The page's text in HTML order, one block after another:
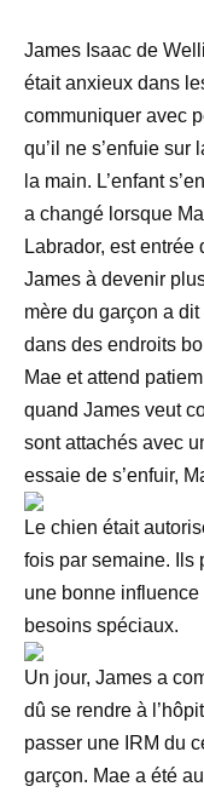
James Isaac de
était anxieux dans
communiquer avec
qu’il ne s’enfuie
la main. L’enfant
a changé lorsque
Labrador, est entrée
James à devenir
mère du garçon a
dans des endroits
Mae et attend
quand James veut
sont attachés avec
essaie de s’enfuir,
Le chien était
fois par semaine. Ils
une bonne
besoins spéciaux.
Un jour, James a
dû se rendre à
passer une IRM du
garçon. Mae a été